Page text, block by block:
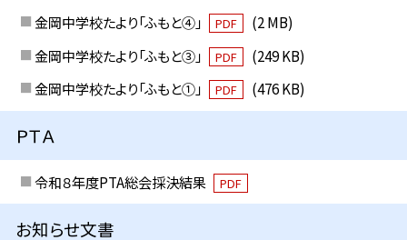
金岡中学校たより「ふもと④」
PDF
(2 MB)
金岡中学校たより「ふもと③」
PDF
(249 KB)
金岡中学校たより「ふもと①」
PDF (476 KB)
ＰＴＡ
令和８年度PTA総会採決結果 PDF
お知らせ文書